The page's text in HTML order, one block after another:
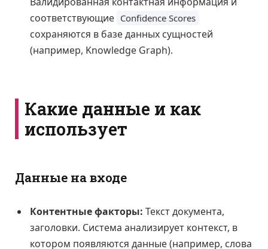
соответствующие Confidence Scores
сохраняются в базе данных сущностей
(например, Knowledge Graph).
Какие данные и как
использует
Данные на входе
Контентные факторы: Текст документа,
заголовки. Система анализирует контекст, в
котором появляются данные (например, слова